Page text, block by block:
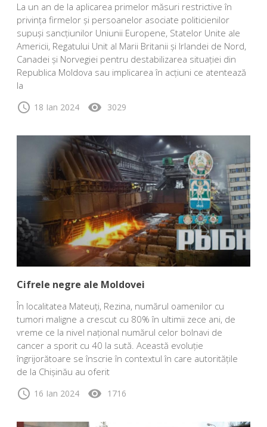
La un an de la aplicarea primelor măsuri restrictive în
privința firmelor și persoanelor asociate politicienilor
supuși sancțiunilor Uniunii Europene, Statelor Unite ale
Americii, Regatului Unit al Marii Britanii și Irlandei de Nord,
Canadei și Norvegiei pentru destabilizarea situației din
Republica Moldova sau implicarea în acțiuni ce atentează
la
schedule 18 Ian 2024 visibility 3029
Cifrele negre ale Moldovei
În localitatea Mateuți, Rezina, numărul oamenilor cu
tumori maligne a crescut cu 80% în ultimii zece ani, de
vreme ce la nivel național numărul celor bolnavi de
cancer a sporit cu 40 la sută. Această evoluție
îngrijorătoare se înscrie în contextul în care autoritățile
de la Chișinău au oferit
schedule 16 Ian 2024 visibility 1716